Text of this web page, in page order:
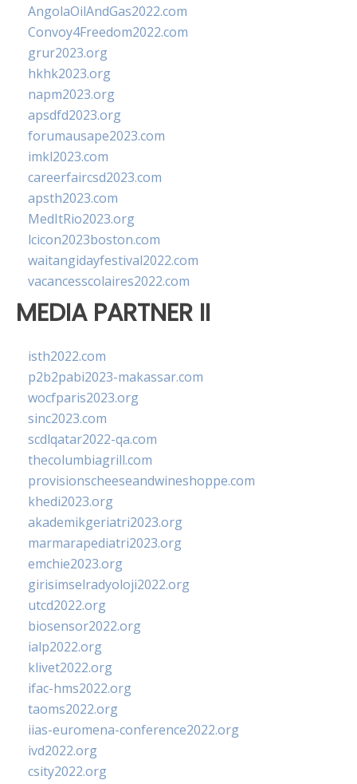
AngolaOilAndGas2022.com
Convoy4Freedom2022.com
grur2023.org
hkhk2023.org
napm2023.org
apsdfd2023.org
forumausape2023.com
imkl2023.com
careerfaircsd2023.com
apsth2023.com
MedItRio2023.org
lcicon2023boston.com
waitangidayfestival2022.com
vacancesscolaires2022.com
MEDIA PARTNER II
isth2022.com
p2b2pabi2023-makassar.com
wocfparis2023.org
sinc2023.com
scdlqatar2022-qa.com
thecolumbiagrill.com
provisionscheeseandwineshoppe.com
khedi2023.org
akademikgeriatri2023.org
marmarapediatri2023.org
emchie2023.org
girisimselradyoloji2022.org
utcd2022.org
biosensor2022.org
ialp2022.org
klivet2022.org
ifac-hms2022.org
taoms2022.org
iias-euromena-conference2022.org
ivd2022.org
csity2022.org